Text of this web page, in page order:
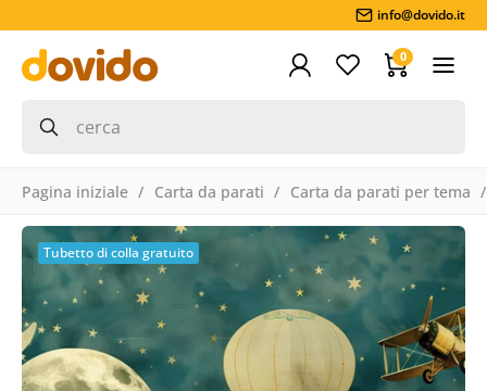
info@dovido.it
0
Pagina iniziale Carta da parati Carta da parati per tema
Tubetto di colla gratuito